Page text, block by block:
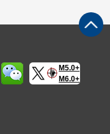
M5.0+
M6.0+